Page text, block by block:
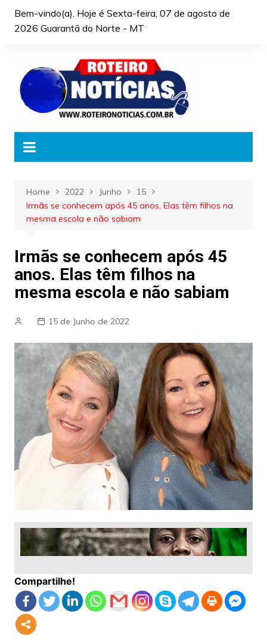
Bem-vindo(a). Hoje é Sexta-feira, 07 de agosto de
2026 Guarantã do Norte - MT
Home 2022 Junho
15
Irmãs se conhecem após 45 anos. Elas têm filhos na
mesma escola e não sabiam
Irmãs se conhecem após 45
anos. Elas têm filhos na
mesma escola e não sabiam
15 de Junho de 2022
Compartilhe!